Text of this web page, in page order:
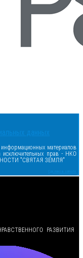
данных
информационных материалов
исключительных прав - НКО
"СВЯТАЯ ЗЕМЛЯ"
Сделано в samsite
РАЗВИТИЯ